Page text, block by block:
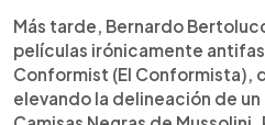
Más tarde, Bernardo
películas irónicamente
Conformist (El Conformista),
elevando la delineación de